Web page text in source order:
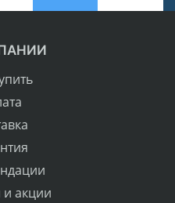
и акции